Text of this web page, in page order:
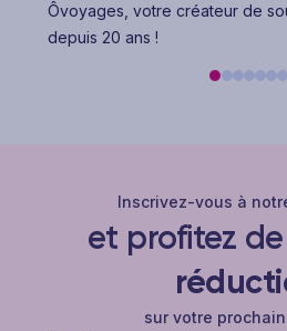
Ôvoyages, votre créateur de
depuis 20 ans !
Inscrivez-vous à
et profitez de
sur votre